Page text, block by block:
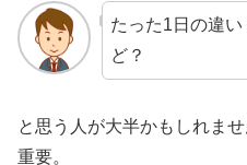
たった1日の違
ど？
と思う人が大半かもしれま
重要。